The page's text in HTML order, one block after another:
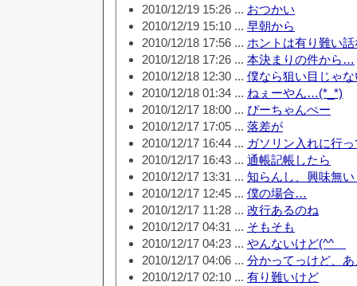
2010/12/19 15:26 ... おつかい
2010/12/19 15:10 ... 早朝から
2010/12/18 17:56 ... ホントは有り難い
2010/12/18 17:26 ... 本決まりの件から…
2010/12/18 12:30 ... 僕なら狙い目じゃ
2010/12/18 01:34 ... ねぇーやん…(*_*)
2010/12/17 18:00 ... ぴーちゃんぺー
2010/12/17 17:05 ... 落差が
2010/12/17 16:44 ... ガソリン入れに行っ
2010/12/17 16:43 ... 通帳記帳したら
2010/12/17 13:31 ... 知らんし、興味無
2010/12/17 12:45 ... 僕の場合…
2010/12/17 11:28 ... 改行あるのね
2010/12/17 04:31 ... そもそも
2010/12/17 04:23 ... やんないけど(^^ゞ
2010/12/17 04:06 ... 分かってっけど、
2010/12/17 02:10 ... 有り難いけど